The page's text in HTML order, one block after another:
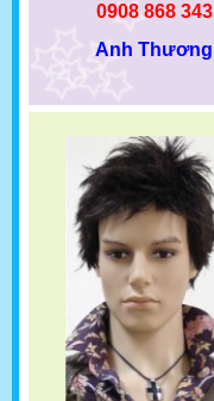
0908 868 343
Anh Thương